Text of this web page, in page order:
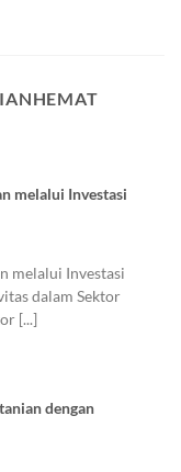
melalui Investasi
melalui Investasi
dalam Sektor
[...]
dengan